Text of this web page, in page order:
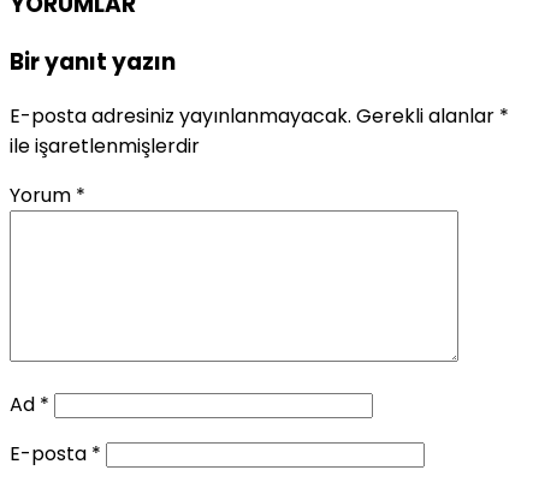
Bir yanıt yazın
E-posta adresiniz yayınlanmayacak. Gerekli alanlar *
ile işaretlenmişlerdir
Yorum *
Ad *
E-posta *